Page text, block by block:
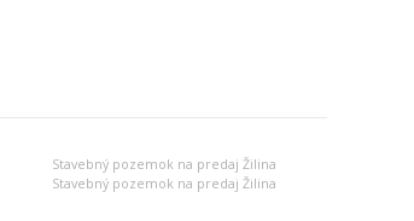
Stavebný pozemok na predaj Žilina
Stavebný pozemok na predaj Žilina